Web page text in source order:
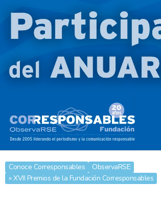
Conoce Corresponsables
ObservaRSE
» XVII Premios de la Fundación Corresponsables